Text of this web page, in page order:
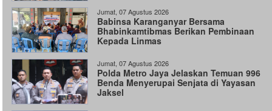
Jumat, 07 Agustus 2026
Babinsa Karanganyar Bersama
Bhabinkamtibmas Berikan Pembinaan
Kepada Linmas
Jumat, 07 Agustus 2026
Polda Metro Jaya Jelaskan Temuan 996
Benda Menyerupai Senjata di Yayasan
Jaksel